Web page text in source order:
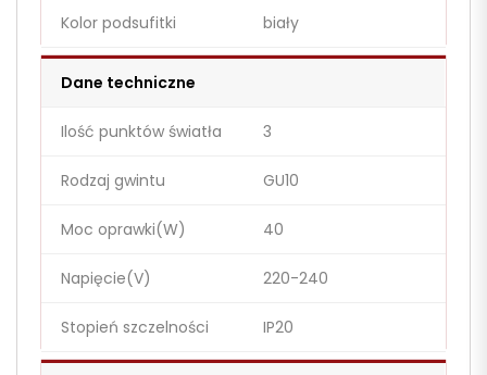
Kolor podsufitki biały
Dane techniczne
Ilość punktów światła 3
Rodzaj gwintu GU10
Moc oprawki(W) 40
Napięcie(V) 220-240
Stopień szczelności IP20